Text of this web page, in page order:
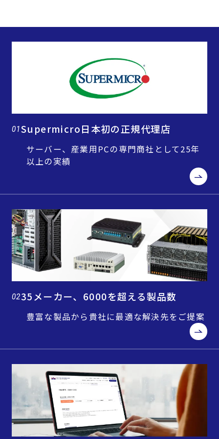
01Supermicro日本初の正規代理店
サーバー、産業用PCの専門商社として25年
以上の実績
0235メーカー、6000を超える製品数
豊富な製品から貴社に最適な解決先をご提案